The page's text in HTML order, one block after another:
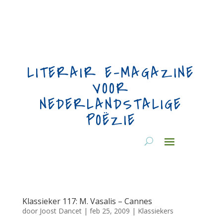
LITERAIR E-MAGAZINE
VOOR
NEDERLANDSTALIGE
POËZIE
Klassieker 117: M. Vasalis – Cannes
door Joost Dancet| feb 25, 2009 | Klassiekers